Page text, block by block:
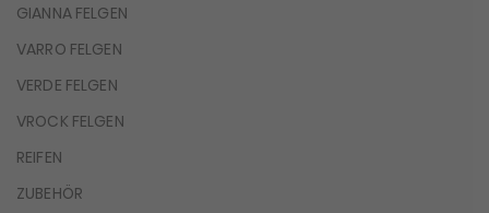
GIANNA FELGEN
VARRO FELGEN
VERDE FELGEN
VROCK FELGEN
REIFEN
ZUBEHÖR